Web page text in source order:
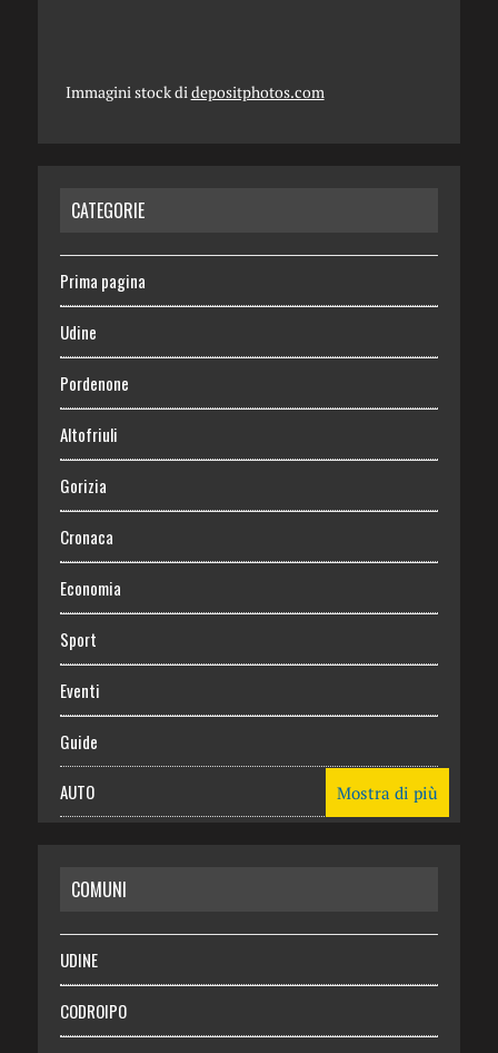
Immagini stock di depositphotos.com
CATEGORIE
Prima pagina
Udine
Pordenone
Altofriuli
Gorizia
Cronaca
Economia
Sport
Eventi
Guide
AUTO
RISPARMIO
SALUTE
Necrologie
Chi siamo
Mostra di più
COMUNI
UDINE
CODROIPO